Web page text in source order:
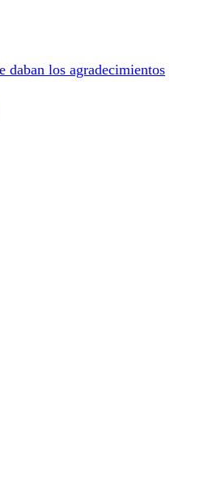
daban los agradecimientos